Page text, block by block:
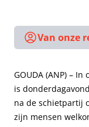
Van onze
GOUDA (ANP) –
is
na de schietpartij
zijn mensen